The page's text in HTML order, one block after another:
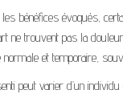
bénéfices évoqués,
ne trouvent pas la
et temporaire,
peut varier d’un